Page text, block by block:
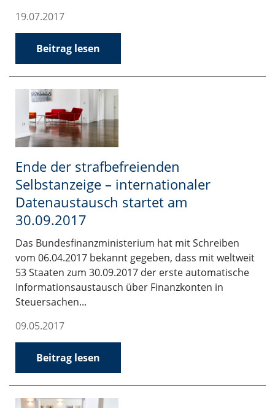
19.07.2017
Beitrag lesen
Ende der strafbefreienden
Selbstanzeige – internationaler
Datenaustausch startet am
30.09.2017
Das Bundesfinanzministerium hat mit Schreiben
vom 06.04.2017 bekannt gegeben, dass mit weltweit
53 Staaten zum 30.09.2017 der erste automatische
Informationsaustausch über Finanzkonten in
Steuersachen...
09.05.2017
Beitrag lesen